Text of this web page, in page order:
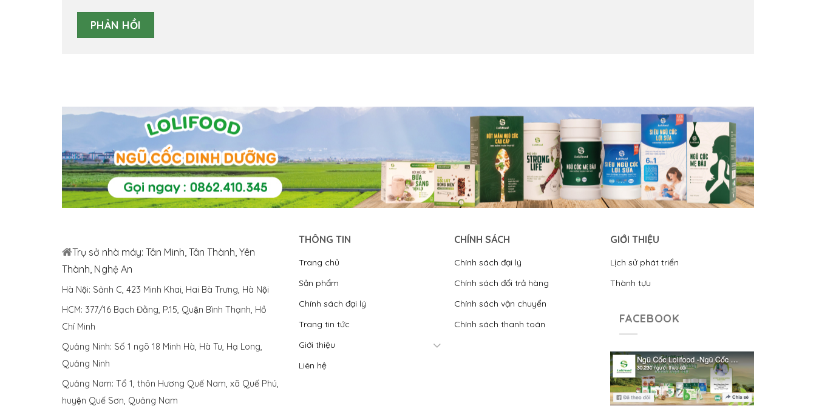
Trụ sở nhà máy: Tân Minh, Tân Thành, Yên
Thành, Nghệ An
Hà Nội: Sảnh C, 423 Minh Khai, Hai Bà Trưng, Hà Nội
HCM: 377/16 Bạch Đằng, P.15, Quận Bình Thạnh, Hồ
Chí Minh
Quảng Ninh: Số 1 ngõ 18 Minh Hà, Hà Tu, Hạ Long,
Quảng Ninh
Quảng Nam: Tổ 1, thôn Hương Quế Nam, xã Quế Phú,
huyện Quế Sơn, Quảng Nam
THÔNG TIN
Trang chủ
Sản phẩm
Chính sách đại lý
Trang tin tức
Giới thiệu
Liên hệ
CHÍNH SÁCH
Chính sách đại lý
Chính sách đổi trả hàng
Chính sách vận chuyển
Chính sách thanh toán
GIỚI THIỆU
Lịch sử phát triển
Thành tựu
FACEBOOK